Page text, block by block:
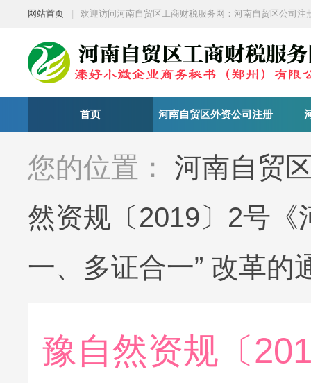
网站首页 欢迎访问河南自贸区工商财税服务网：河南自贸区公司
首页 河南自贸区外资公司注册
您的位置：
河南自贸
然资规〔2019〕2号《
一、多证合一” 改革的
豫自然资规〔